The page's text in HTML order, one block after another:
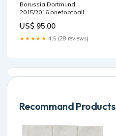
Borussia Dortmund
2015/2016 onefootball
US$ 95.00
★★★★★ 4.5 (28 reviews)
Recommand Products